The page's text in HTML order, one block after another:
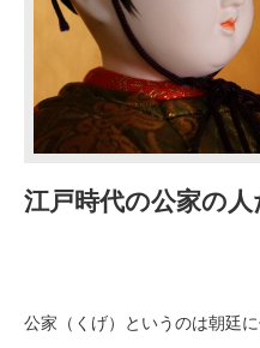
江戸時代の公家の
公家（くげ）というのは朝廷